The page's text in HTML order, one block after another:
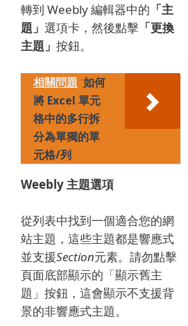
轉到 Weebly 編輯器中的 「主
題」 選項卡，然後點擊 「更換
主題」 按鈕。
相關問題 如何
將 Excel 單元
格中的多行拆
分為單獨的單
元格/列
Weebly 主題選項
從列表中找到一個適合您的網
站主題，這些主題都是響應式
並支援Section元素。請勿點擊
頁面底部顯示的「顯示舊主
題」按鈕，這會顯示不支援背
景的非響應式主題。